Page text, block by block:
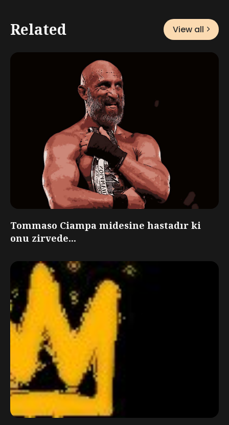
Related View all
Tommaso Ciampa midesine hastadır ki
onu zirvede...